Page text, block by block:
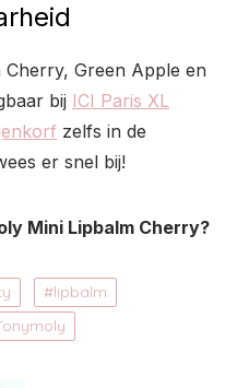
Cherry, Green Apple en
bij ICI Paris XL
zelfs in de
er snel bij!
Mini Lipbalm Cherry?
lipbalm